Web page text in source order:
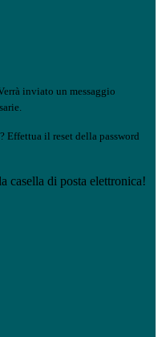
inviato un messaggio
Effettua il reset della password
casella di posta elettronica!